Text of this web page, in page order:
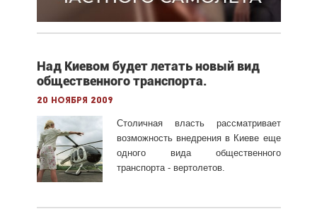
Над Киевом будет летать новый вид
общественного транспорта.
20 ноября 2009
Столичная власть рассматривает
возможность внедрения в Киеве еще
одного вида общественного
транспорта - вертолетов.